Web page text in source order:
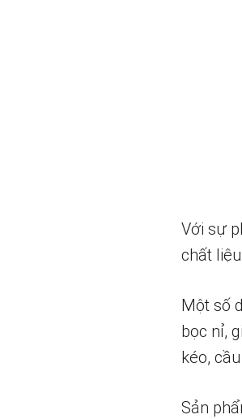
Với sự
chất
Một số
bọc nỉ,
kéo,
Sản